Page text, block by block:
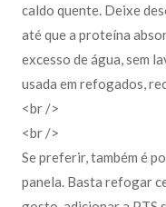
caldo quente. Deixe
até que a proteína
excesso de água, sem
usada em refogados,
<br />
<br />
Se preferir, também é
panela. Basta refogar